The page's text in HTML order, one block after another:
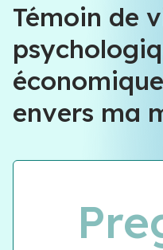
Témoin de
envers ma